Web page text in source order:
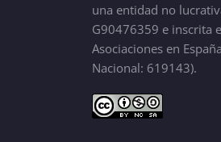
una entidad no
G90476359 e inscrita
Asociaciones en
Nacional: 619143).